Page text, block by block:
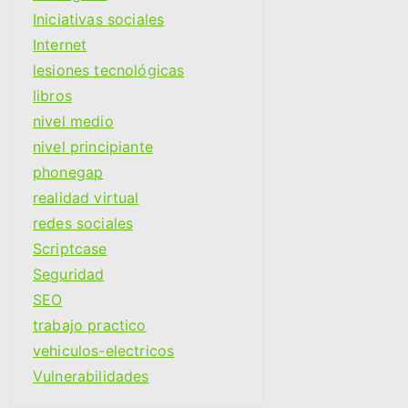
Iniciativas sociales
Internet
lesiones tecnológicas
libros
nivel medio
nivel principiante
phonegap
realidad virtual
redes sociales
Scriptcase
Seguridad
SEO
trabajo practico
vehiculos-electricos
Vulnerabilidades